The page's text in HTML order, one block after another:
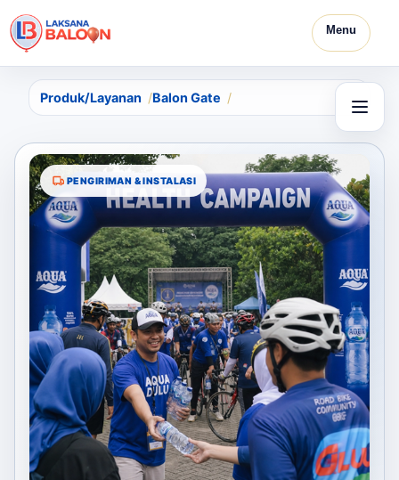
Menu
Produk/Layanan Balon Gate
PENGIRIMAN & INSTALASI